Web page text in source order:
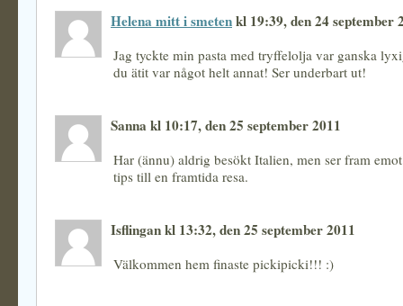
Helena mitt i smetenkl 19:39, den 24 september
Jag tyckte min pasta med tryffelolja var ganska
du ätit var något helt annat! Ser underbart ut!
Sanna kl 10:17, den 25 september 2011
Har (ännu) aldrig besökt Italien, men ser fram
tips till en framtida resa.
Isflingan kl 13:32, den 25 september 2011
Välkommen hem finaste pickipicki!!! :)